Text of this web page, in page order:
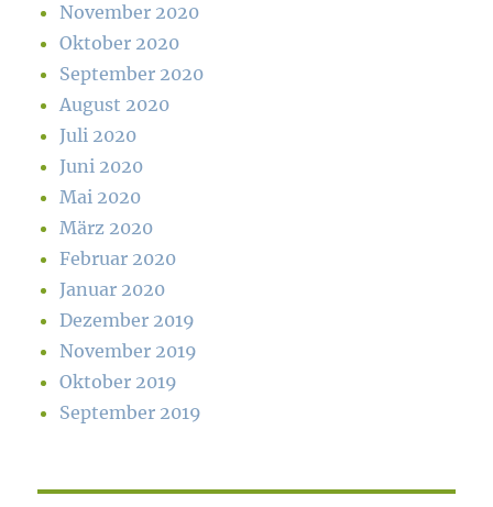
November 2020
Oktober 2020
September 2020
August 2020
Juli 2020
Juni 2020
Mai 2020
März 2020
Februar 2020
Januar 2020
Dezember 2019
November 2019
Oktober 2019
September 2019